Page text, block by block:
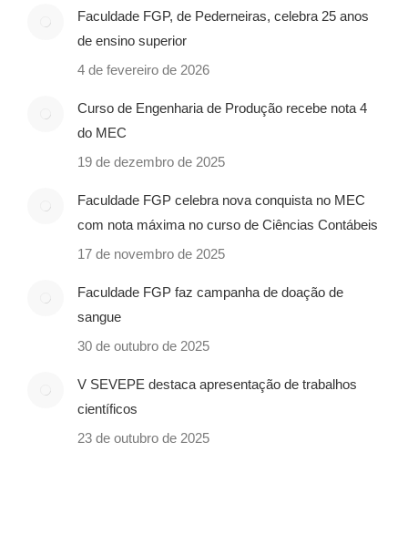
Faculdade FGP, de Pederneiras, celebra 25 anos
de ensino superior
4 de fevereiro de 2026
Curso de Engenharia de Produção recebe nota 4
do MEC
19 de dezembro de 2025
Faculdade FGP celebra nova conquista no MEC
com nota máxima no curso de Ciências Contábeis
17 de novembro de 2025
Faculdade FGP faz campanha de doação de
sangue
30 de outubro de 2025
V SEVEPE destaca apresentação de trabalhos
científicos
23 de outubro de 2025